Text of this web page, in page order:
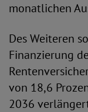
monatlichen
Des Weiteren
Finanzierung
von 18,6
2036